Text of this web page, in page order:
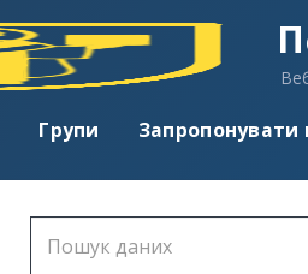
Групи Запропонувати